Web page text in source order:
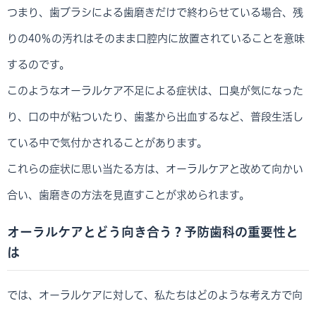
つまり、歯ブラシによる歯磨きだけで終わらせている場合、残
りの40％の汚れはそのまま口腔内に放置されていることを意味
するのです。
このようなオーラルケア不足による症状は、口臭が気になった
り、口の中が粘ついたり、歯茎から出血するなど、普段生活し
ている中で気付かされることがあります。
これらの症状に思い当たる方は、オーラルケアと改めて向かい
合い、歯磨きの方法を見直すことが求められます。
オーラルケアとどう向き合う？予防歯科の重要性と
は
では、オーラルケアに対して、私たちはどのような考え方で向